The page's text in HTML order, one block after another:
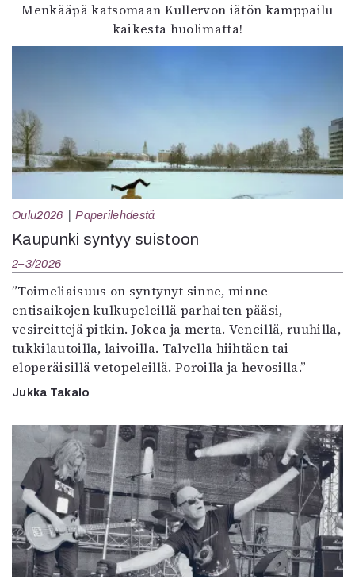
Menkääpä katsomaan Kullervon iätön kamppailu
kaikesta huolimatta!
Oulu2026 Paperilehdestä
Kaupunki syntyy suistoon
2–3/2026
”Toimeliaisuus on syntynyt sinne, minne
entisaikojen kulkupeleillä parhaiten pääsi,
vesireittejä pitkin. Jokea ja merta. Veneillä, ruuhilla,
tukkilautoilla, laivoilla. Talvella hiihtäen tai
eloperäisillä vetopeleillä. Poroilla ja hevosilla.”
Jukka Takalo